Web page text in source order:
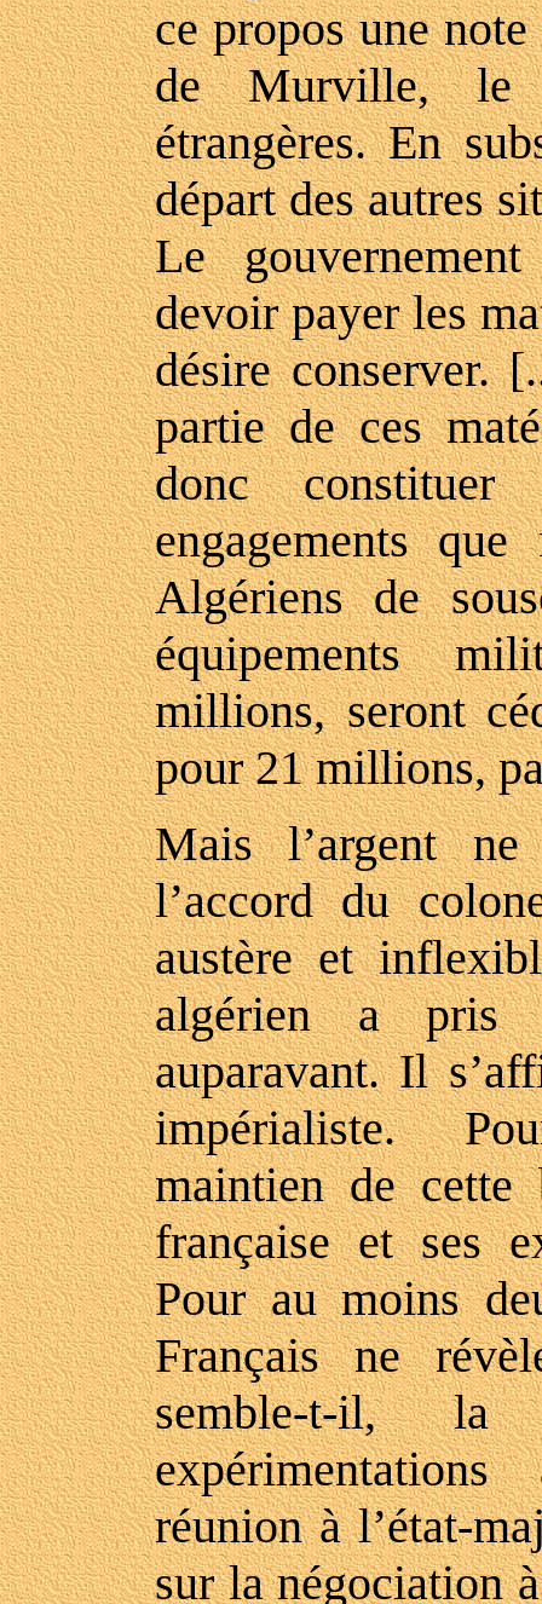
ce propos une
de Murville, le
étrangères. En
départ des autres
Le
devoir payer les
désire conserver.
partie de ces
donc constituer
engagements
Algériens de
équipements
millions, seront
pour 21 millions,
Mais l’argent
l’accord du
austère et
algérien a pris
auparavant. Il
impérialiste.
maintien de cette
française et ses
Pour au moins
Français ne
semble-t-il, la
réunion à l’état-
sur la négociation